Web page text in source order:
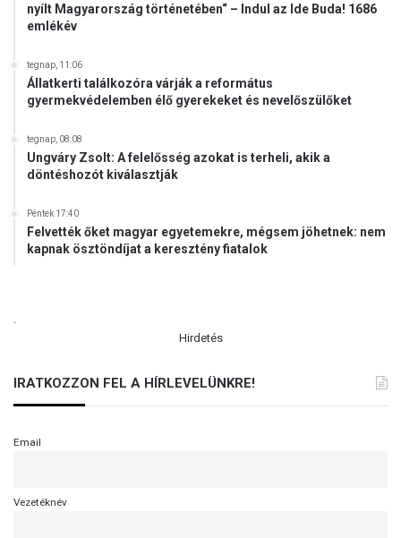
nyílt Magyarország történetében“ – Indul az Ide Buda! 1686
emlékév
tegnap, 11:06
Állatkerti találkozóra várják a református
gyermekvédelemben élő gyerekeket és nevelőszülőket
tegnap, 08:08
Ungváry Zsolt: A felelősség azokat is terheli, akik a
döntéshozót kiválasztják
Péntek 17:40
Felvették őket magyar egyetemekre, mégsem jöhetnek: nem
kapnak ösztöndíjat a keresztény fiatalok
Hirdetés
IRATKOZZON FEL A HÍRLEVELÜNKRE!
Email
Vezetéknév